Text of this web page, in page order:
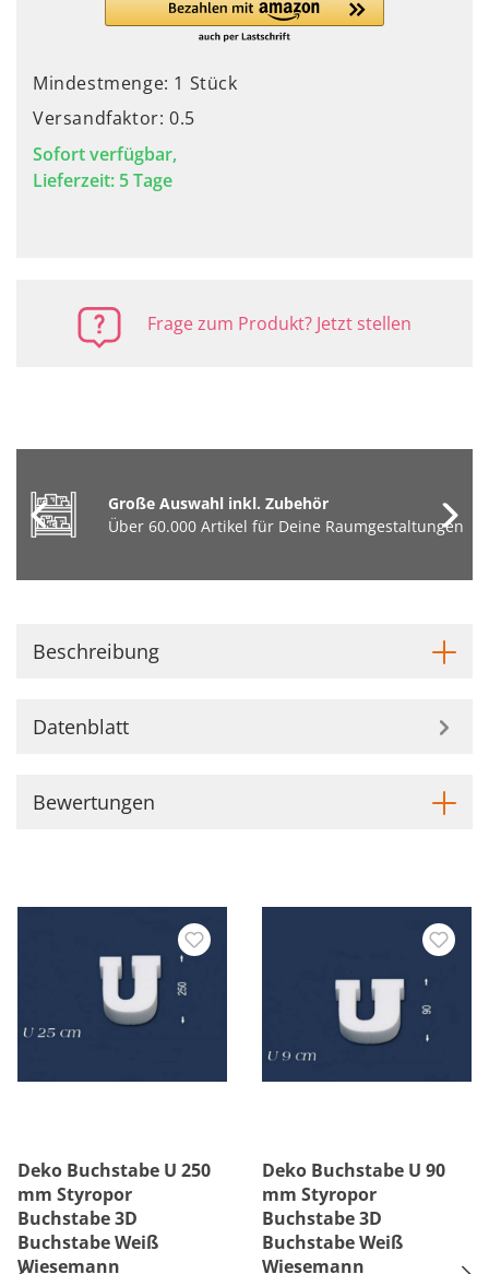
Mindestmenge: 1 Stück
Versandfaktor: 0.5
Sofort verfügbar,
Lieferzeit: 5 Tage
Frage zum Produkt? Jetzt stellen
Große Auswahl inkl. Zubehör
Über 60.000 Artikel für Deine Raumgestaltungen
Beschreibung
Datenblatt
Bewertungen
Deko Buchstabe U 250
mm Styropor
Buchstabe 3D
Buchstabe Weiß
Wiesemann
Deko Buchstabe U 90
mm Styropor
Buchstabe 3D
Buchstabe Weiß
Wiesemann